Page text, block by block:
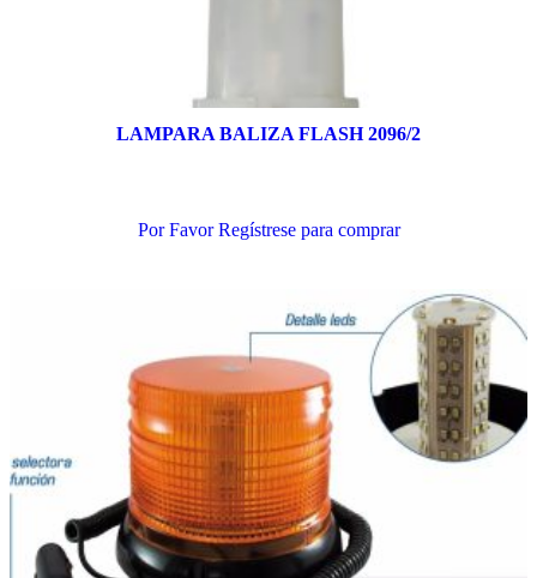
LAMPARA BALIZA FLASH 2096/2
Por Favor Regístrese para comprar